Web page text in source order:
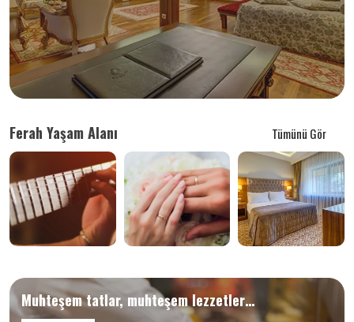
Ferah Yaşam Alanı Tümünü Gör
Muhteşem tatlar, muhteşem lezzetler…